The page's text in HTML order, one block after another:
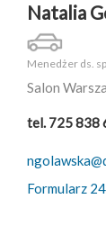
Natalia
Menedżer ds.
Salon
tel. 725 838
Formularz